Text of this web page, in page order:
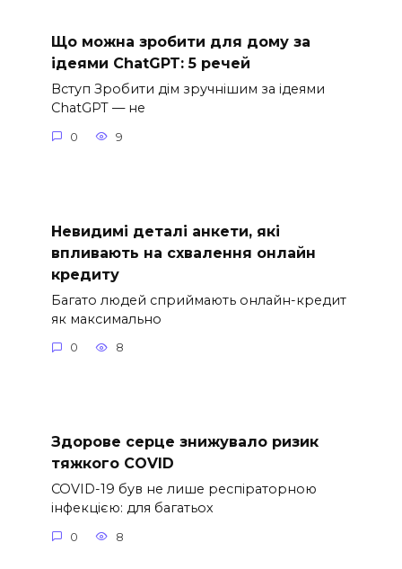
Що можна зробити для дому за
ідеями ChatGPT: 5 речей
Вступ Зробити дім зручнішим за ідеями
ChatGPT — не
0 9
Невидимі деталі анкети, які
впливають на схвалення онлайн
кредиту
Багато людей сприймають онлайн-кредит
як максимально
0 8
Здорове серце знижувало ризик
тяжкого COVID
COVID-19 був не лише респіраторною
інфекцією: для багатьох
0 8